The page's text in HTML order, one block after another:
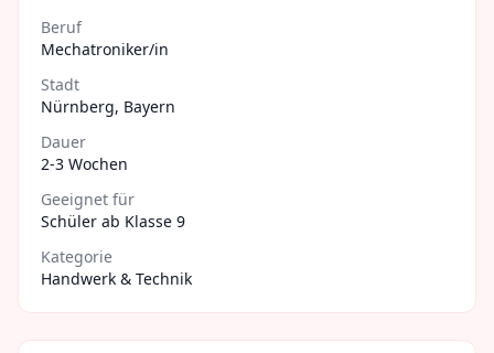
Beruf
Mechatroniker/in
Stadt
Nürnberg, Bayern
Dauer
2-3 Wochen
Geeignet für
Schüler ab Klasse 9
Kategorie
Handwerk & Technik